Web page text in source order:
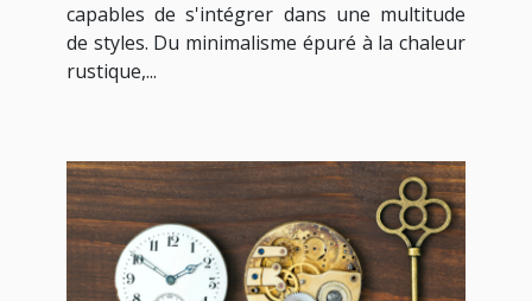
capables de s'intégrer dans une multitude
de styles. Du minimalisme épuré à la chaleur
rustique,...